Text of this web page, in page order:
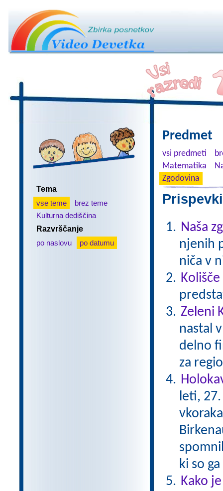
Tema
vse teme
brez teme
Kulturna dediščina
Razvrščanje
po naslovu
po datumu
Predmet
vsi predmeti
Matematika
Zgodovina
Naša
njenih
niča v
Zeleni
nastal
delno
za
leti,
ki so
Kako